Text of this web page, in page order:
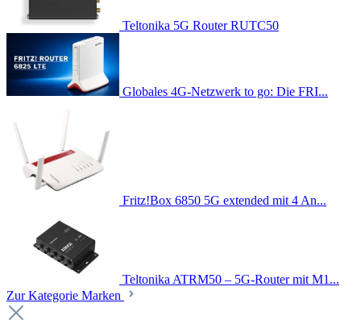
Teltonika 5G Router RUTC50
Globales 4G-Netzwerk to go: Die FRI...
Fritz!Box 6850 5G extended mit 4 An...
Teltonika ATRM50 – 5G-Router mit M1...
Zur Kategorie Marken